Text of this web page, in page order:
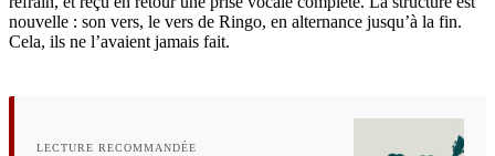
nouvelle : son vers, le vers de Ringo, en alternance jusqu’à la fin.
Cela, ils ne l’avaient jamais fait.
LECTURE RECOMMANDÉE